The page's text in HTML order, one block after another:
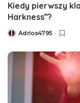
Kiedy pierwszy
Harkness”?
PostedAdrios4795